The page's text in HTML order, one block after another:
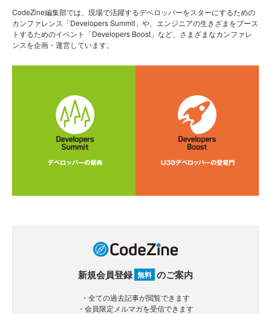
CodeZine編集部では、現場で活躍するデベロッパーをスターにするための
カンファレンス「Developers Summit」や、エンジニアの生きざまをブース
トするためのイベント「Developers Boost」など、さまざまなカンファレ
ンスを企画・運営しています。
新規会員登録 無料 のご案内
・全ての過去記事が閲覧できます
・会員限定メルマガを受信できます